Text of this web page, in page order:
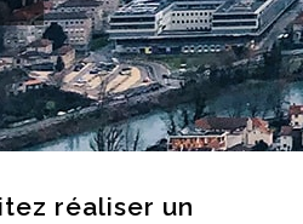
réaliser un